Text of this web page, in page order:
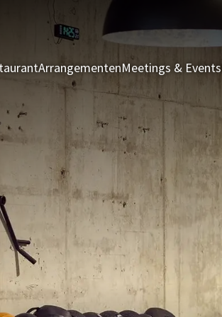
ArrangementenMeetings & Events